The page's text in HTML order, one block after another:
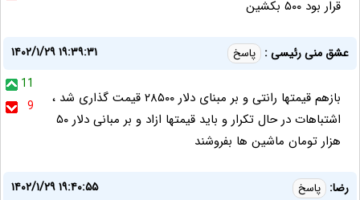
قرار بود ۵۰۰ بکشین
عشق منی رئیسی : پاسخ
۱۴۰۲/۱/۲۹ ۱۹:۳۹:۳۱
11
9
بازهم قیمتها رانتی و بر مبنای دلار ۲۸۵۰۰ قیمت گذاری شد ،
اشتباهات در حال تکرار و باید قیمتها ازاد و بر مبانی دلار ۵۰
هزار تومان ماشین ها بفروشند
رضا: پاسخ
۱۴۰۲/۱/۲۹ ۱۹:۴۰:۵۵